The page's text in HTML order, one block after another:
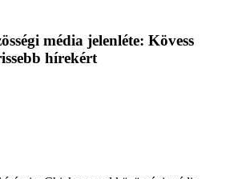
média jelenléte: Kövess
hírekért